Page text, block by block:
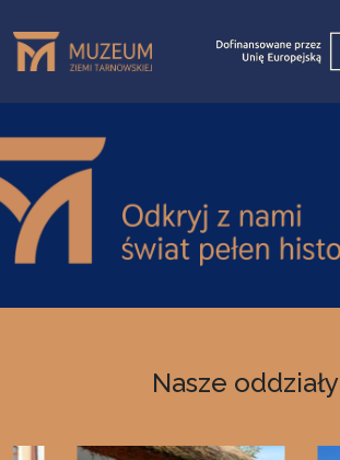
Nasze oddziały